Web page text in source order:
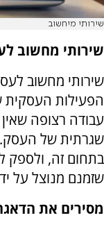
שירותי מיחשוב
שירותי מחשוב
שירותי מחשוב
הפעילות
עבודה רצופה
שגרתית של
בתחום זה, ולספק
שזמנם מנוצל על
מסירים את